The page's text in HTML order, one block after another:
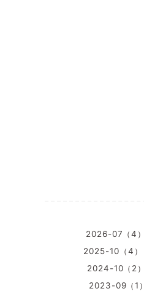
2026-07（4）
2025-10（4）
2024-10（2）
2023-09（1）